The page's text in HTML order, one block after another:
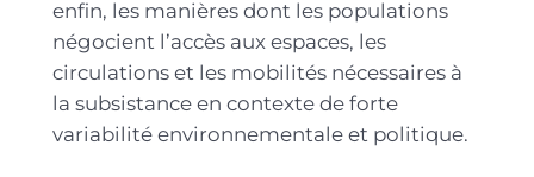
enfin, les manières dont les populations
négocient l’accès aux espaces, les
circulations et les mobilités nécessaires à
la subsistance en contexte de forte
variabilité environnementale et politique.